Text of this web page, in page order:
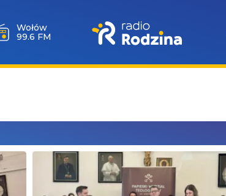
Milicz
88.5 FM